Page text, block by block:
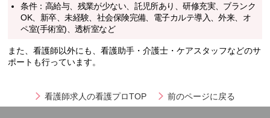
条件：高給与、残業が少ない、託児所あり、研修充実、ブランク
OK、新卒、未経験、社会保険完備、電子カルテ導入、外来、オ
ペ室(手術室)、透析室など
また、看護師以外にも、看護助手・介護士・ケアスタッフなどのサ
ポートも行っています。
看護師求人の看護プロTOP 前のページに戻る